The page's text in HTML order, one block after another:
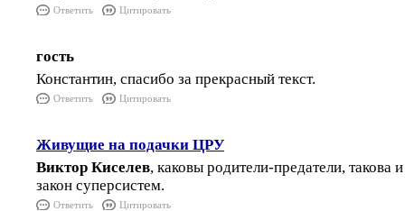
Ответить Цитировать
гость
Константин, спасибо за прекрасный текст.
Ответить Цитировать
Живущие на подачки ЦРУ
Виктор Киселев, каковы родители-предатели,
закон суперсистем.
Ответить Цитировать